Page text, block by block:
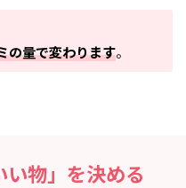
の量で変わります。
物」を決める